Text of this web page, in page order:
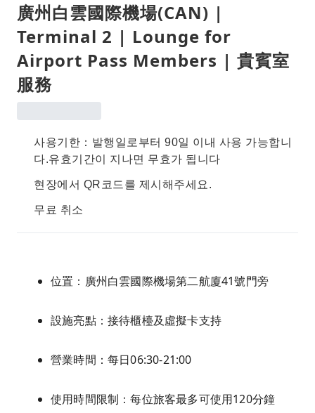
廣州白雲國際機場(CAN) |
Terminal 2 | Lounge for
Airport Pass Members | 貴賓室
服務
사용기한：발행일로부터 90일 이내 사용 가능합니
다.유효기간이 지나면 무효가 됩니다
현장에서 QR코드를 제시해주세요.
무료 취소
位置：廣州白雲國際機場第二航廈41號門旁
設施亮點：接待櫃檯及虛擬卡支持
營業時間：每日06:30-21:00
使用時間限制：每位旅客最多可使用120分鐘